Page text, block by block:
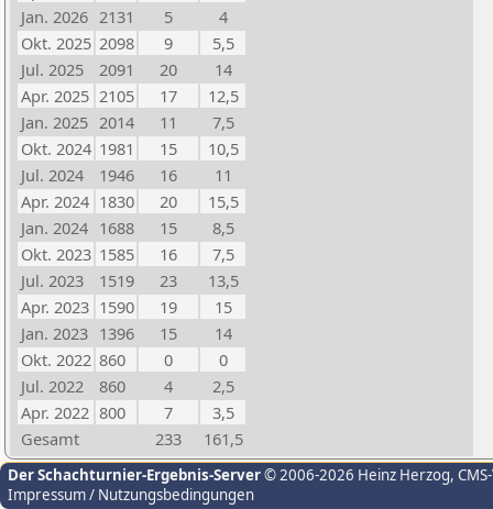
Jan. 2026 2131 5
4
Okt. 2025 2098 9
5,5
Jul. 2025
2091 20
14
Apr. 2025 2105 17
12,5
Jan. 2025 2014 11
7,5
Okt. 2024 1981 15
10,5
Jul. 2024
1946 16
11
Apr. 2024 1830 20
15,5
Jan. 2024 1688 15
8,5
Okt. 2023 1585 16
7,5
Jul. 2023
1519 23
13,5
Apr. 2023 1590 19
15
Jan. 2023 1396 15
14
Okt. 2022 860 0
0
Jul. 2022
860 4
2,5
Apr. 2022 800 7
3,5
Gesamt
233 161,5
Der Schachturnier-Ergebnis-Server© 2006-2026 Heinz Herzog,
Impressum / Nutzungsbedingungen